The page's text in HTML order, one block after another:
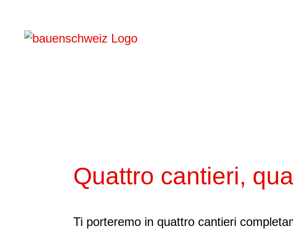
Quattro cantieri,
Ti porteremo in quattro cantieri